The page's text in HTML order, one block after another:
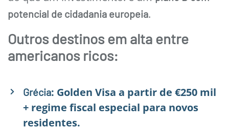
potencial de cidadania europeia.
Outros destinos em alta entre
americanos ricos:
Grécia: Golden Visa a partir de €250 mil
+ regime fiscal especial para novos
residentes.